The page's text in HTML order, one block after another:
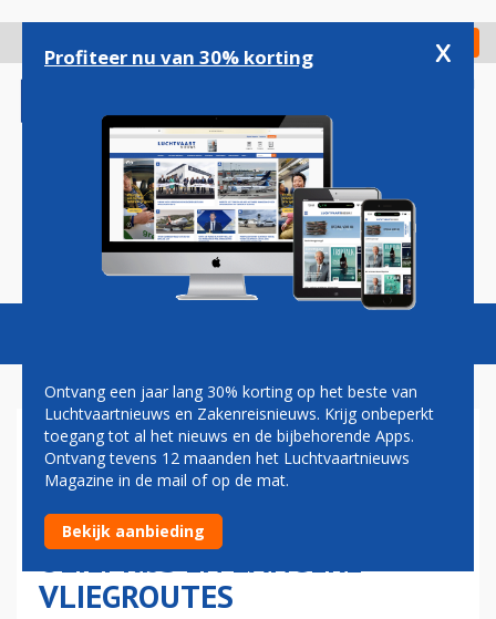
gaan
Check in
Magazine Podcasts Vacatures
A4E: MEER CONCURRENTIE
VAN NIET-EUROPESE
AIRLINES DOOR HOGERE
OLIEPRIJS EN LANGERE
VLIEGROUTES
Profiteer nu van 30% korting x
Ontvang een jaar lang 30% korting op het beste van
Luchtvaartnieuws en Zakenreisnieuws. Krijg onbeperkt
toegang tot al het nieuws en de bijbehorende Apps.
Ontvang tevens 12 maanden het Luchtvaartnieuws
Magazine in de mail of op de mat.
Bekijk aanbieding